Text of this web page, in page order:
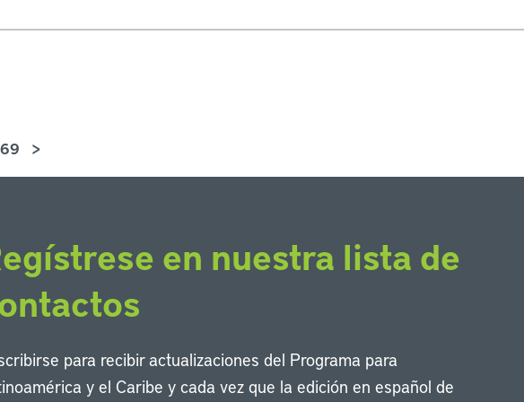
>
en nuestra lista de
para recibir actualizaciones del Programa para
y el Caribe y cada vez que la edición en español de